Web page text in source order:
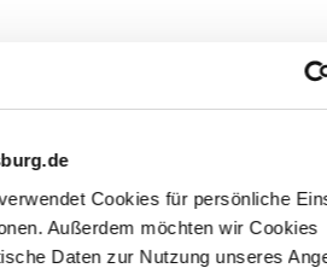
Cookies für persönliche
Außerdem möchten wir Cookies
Daten zur Nutzung unseres
Yoga